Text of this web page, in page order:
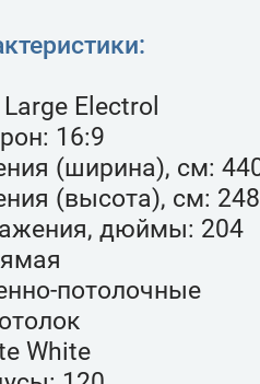
Electrol
16:9
(ширина), см:
(высота), см: 248
дюймы: 204
потолочные
White